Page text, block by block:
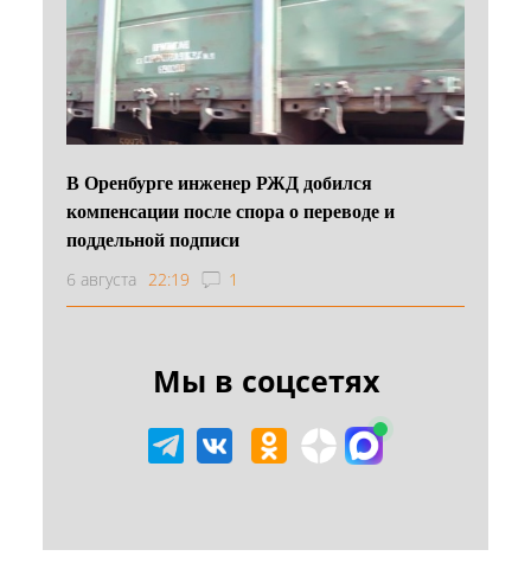
В Оренбурге инженер РЖД добился
компенсации после спора о переводе и
поддельной подписи
6 августа 22:19 1
Мы в соцсетях